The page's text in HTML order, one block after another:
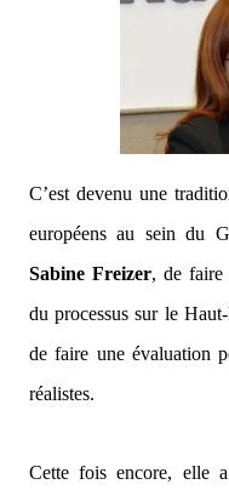
C’est devenu une
européens au sein du
Sabine Freizer, de faire
du processus sur le
de faire une évaluation
réalistes.
Cette fois encore, elle